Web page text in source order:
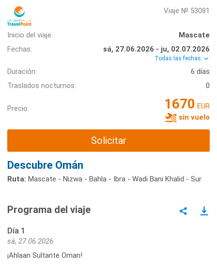
Viaje № 53081
Inicio del viaje:
Mascate
Fechas:
sá, 27.06.2026 - ju, 02.07.2026
Todas las fechas
Duración:
6 días
Traslados nocturnos:
0
Precio: 1670 EUR
sin vuelo
Solicitar
Descubre Omán
Ruta: Mascate - Nizwa - Bahla - Ibra - Wadi Bani Khalid - Sur
Programa del viaje
Día 1
sá, 27.06.2026
¡Ahlaan Sultante Oman!